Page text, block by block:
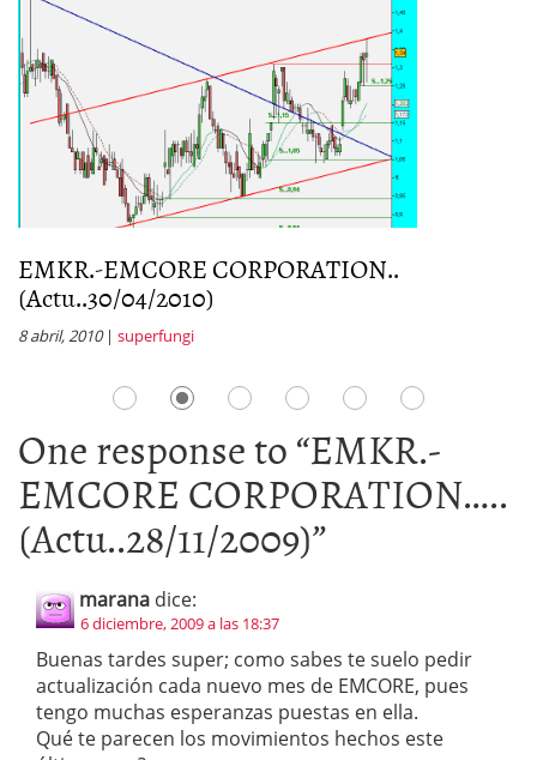
EMKR.-EMCORE CORPORATION..
(Actu..30/04/2010)
8 abril, 2010| superfungi
One response to “EMKR.-
EMCORE CORPORATION…..
(Actu..28/11/2009)”
marana dice:
6 diciembre, 2009 a las 18:37
Buenas tardes super; como sabes te suelo pedir
actualización cada nuevo mes de EMCORE, pues
tengo muchas esperanzas puestas en ella.
Qué te parecen los movimientos hechos este